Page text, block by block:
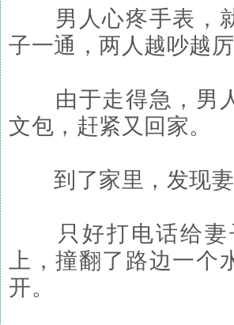
男人心疼手表，就
子一通，两人越吵越
由于走得急，男人
文包，赶紧又回家。
到了家里，发现妻
只好打电话给妻
上，撞翻了路边一
开。